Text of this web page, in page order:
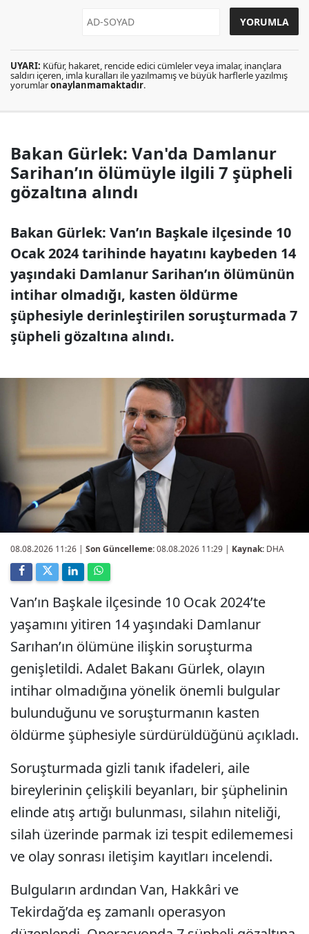
UYARI: Küfür, hakaret, rencide edici cümleler veya imalar, inançlara
saldırı içeren, imla kuralları ile yazılmamış ve büyük harflerle yazılmış
yorumlaronaylanmamaktadır.
Bakan Gürlek: Van'da Damlanur
Sarihan’ın ölümüyle ilgili 7 şüpheli
gözaltına alındı
Bakan Gürlek: Van’ın Başkale ilçesinde 10
Ocak 2024 tarihinde hayatını kaybeden 14
yaşındaki Damlanur Sarihan’ın ölümünün
intihar olmadığı, kasten öldürme
şüphesiyle derinleştirilen soruşturmada 7
şüpheli gözaltına alındı.
08.08.2026 11:26 | Son Güncelleme:08.08.2026 11:29 | Kaynak: DHA
Van’ın Başkale ilçesinde 10 Ocak 2024’te
yaşamını yitiren 14 yaşındaki Damlanur
Sarıhan’ın ölümüne ilişkin soruşturma
genişletildi. Adalet Bakanı Gürlek, olayın
intihar olmadığına yönelik önemli bulgular
bulunduğunu ve soruşturmanın kasten
öldürme şüphesiyle sürdürüldüğünü açıkladı.
Soruşturmada gizli tanık ifadeleri, aile
bireylerinin çelişkili beyanları, bir şüphelinin
elinde atış artığı bulunması, silahın niteliği,
silah üzerinde parmak izi tespit edilememesi
ve olay sonrası iletişim kayıtları incelendi.
Bulguların ardından Van, Hakkâri ve
Tekirdağ’da eş zamanlı operasyon